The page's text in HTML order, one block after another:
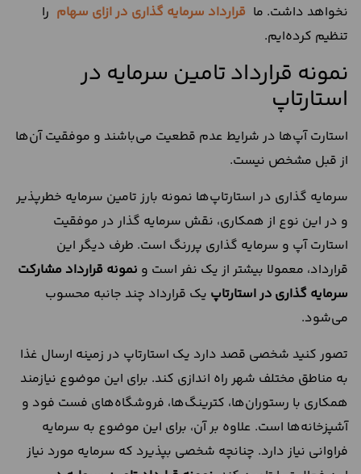
نخواهد داشت. ما قرارداد سرمایه گذاری در ازای سهام را
تنظیم کرده‌ایم.
نمونه قرارداد تامین سرمایه در
استارتاپ
استارت آپ‌ها در شرایط عدم قطعیت می‌باشند و موفقیت آن‌ها
از قبل مشخص نیست.
سرمایه گذاری در استارتاپ‌ها نمونه بارز تامین سرمایه خطرپذیر
و در این نوع از همکاری، نقش سرمایه گذار در موفقیت
استارت آپ و سرمایه گذاری پررنگ است. طرف دیگر این
قرارداد، معمولا بیشتر از یک نفر است و نمونه قرارداد مشارکت
سرمایه گذاری در استارتاپ یک قرارداد چند جانبه محسوب
می‌شود.
تصور کنید شخصی قصد دارد یک استارتاپ در زمینه ارسال غذا
به مناطق مختلف شهر راه‌ اندازی کند. برای این موضوع نیازمند
همکاری با رستوران‌ها، کترینگ‌ها، فروشگاه‌های فست فود و
آشپزخانه‌ها است. علاوه ‌بر آن، برای این موضوع به سرمایه
فراوانی نیاز دارد. چنانچه شخصی بپذیرد که سرمایه مورد نیاز